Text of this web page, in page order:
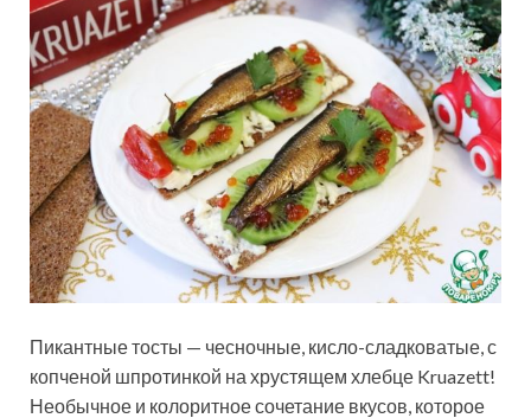
Пикантные тосты — чесночные, кисло-сладковатые, с
копченой шпротинкой на хрустящем хлебце Kruazett!
Необычное и колоритное сочетание вкусов, которое